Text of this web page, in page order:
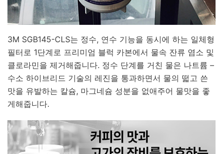
3M SGB145-CLS는 정수, 연수 기능을 동시에 하는 일체형
필터로 1단계로 프리미엄 블럭 카본에서 물속 잔류 염소 및
클로라민을 제거해줍니다. 정수 단계를 거친 물은 나트륨 –
수소 하이브리드 기술의 레진을 통과하면서 물의 떫고 쓴
맛을 유발하는 칼슘, 마그네슘 성분을 없애주어 물맛을 좋
게해줍니다.